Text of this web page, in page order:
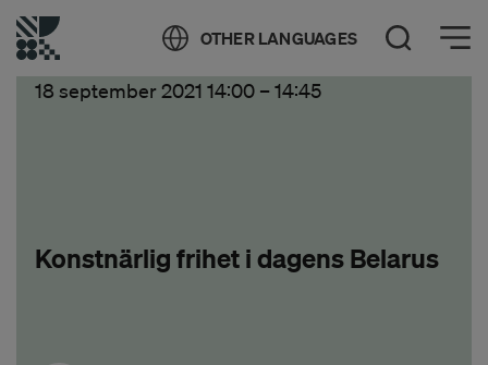
OTHER LANGUAGES Öppna sök
Öppna meny
18 september 2021 14:00– 14:45
Konstnärlig frihet i dagens Belarus